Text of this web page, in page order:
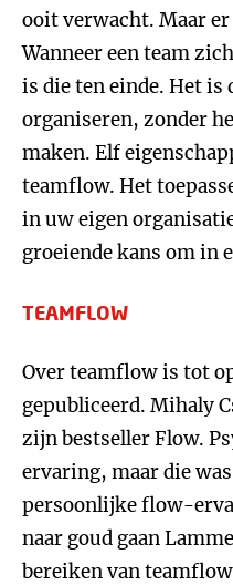
ooit verwacht. Maar er
Wanneer een team
is die ten einde. Het
organiseren, zonder
maken. Elf
teamflow. Het
in uw eigen
groeiende kans om in
TEAMFLOW
Over teamflow is tot
gepubliceerd. Mihaly
zijn bestseller Flow.
ervaring, maar die
persoonlijke flow-
naar goud gaan
bereiken van